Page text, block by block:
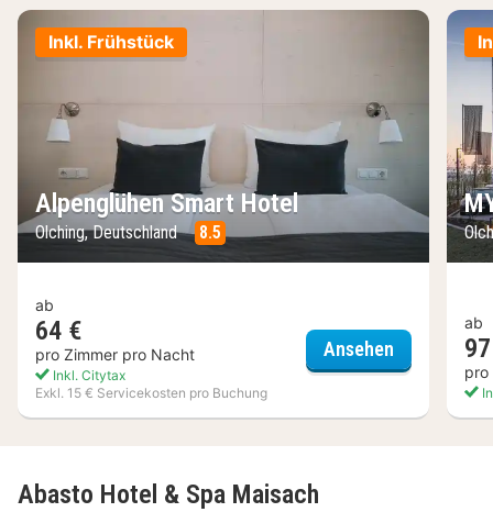
Inkl. Frühstück
Alpenglühen Smart Hotel
Olching, Deutschland 8.5
ab
64 €
pro Zimmer pro Nacht
Inkl. Citytax
Exkl. 15 € Servicekosten pro Buchung
Ansehen
ab
pro
Abasto Hotel & Spa Maisach